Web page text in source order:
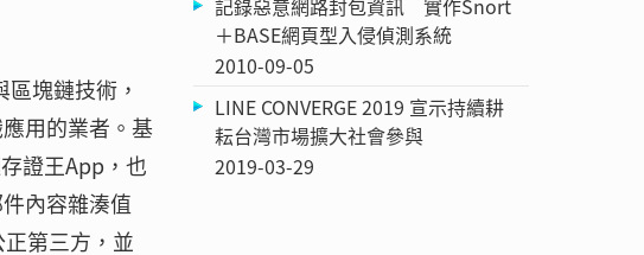
塊鏈技術，
用的業者。基
證王App，也
內容雜湊值
第三方，並
＋BASE網頁型入侵偵測系統
2010-09-05
LINE CONVERGE 2019 宣示持續耕
耘台灣市場擴大社會參與
2019-03-29